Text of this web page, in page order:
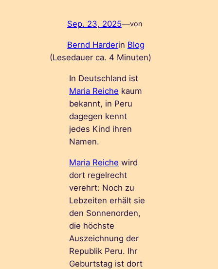
Sep. 23, 2025—von
Bernd Harderin Blog
(Lesedauer ca. 4 Minuten)
In Deutschland ist
Maria Reiche kaum
bekannt, in Peru
dagegen kennt
jedes Kind ihren
Namen.
Maria Reiche wird
dort regelrecht
verehrt: Noch zu
Lebzeiten erhält sie
den Sonnenorden,
die höchste
Auszeichnung der
Republik Peru. Ihr
Geburtstag ist dort